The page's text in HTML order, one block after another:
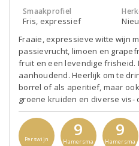
Smaakprofiel
Fris, expressief
Fraaie, expressieve witte wijn
passievrucht, limoen en
fruit en een levendige frisheid.
aanhoudend. Heerlijk om te
borrel of als aperitief, maar
groene kruiden en diverse vis-
Perswijn 9
Hamersma
9
Hamersma